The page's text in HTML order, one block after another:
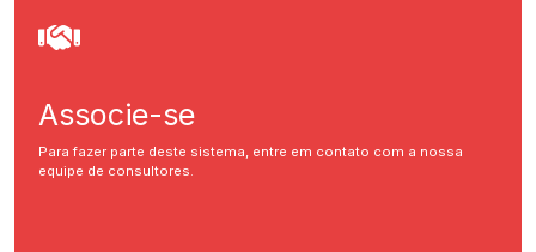
Associe-se
Para fazer parte deste sistema, entre em contato com a nossa
equipe de consultores.